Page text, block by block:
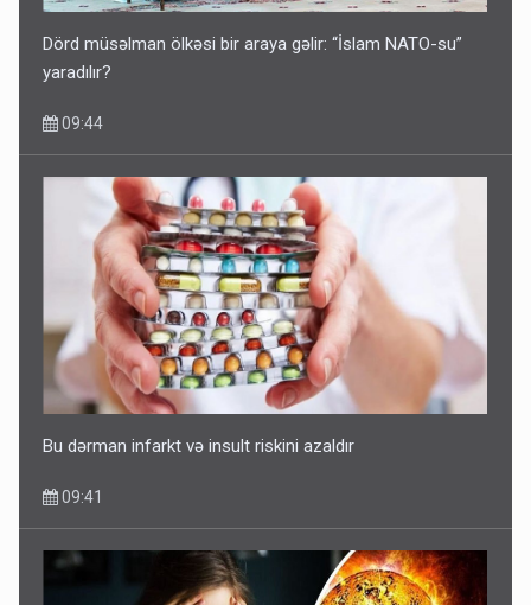
Dörd müsəlman ölkəsi bir araya gəlir: “İslam NATO-su”
yaradılır?
09:44
Bu dərman infarkt və insult riskini azaldır
09:41